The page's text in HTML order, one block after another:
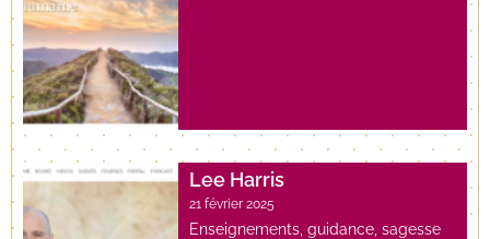
Lee Harris
21 février 2025
Enseignements, guidance, sagesse